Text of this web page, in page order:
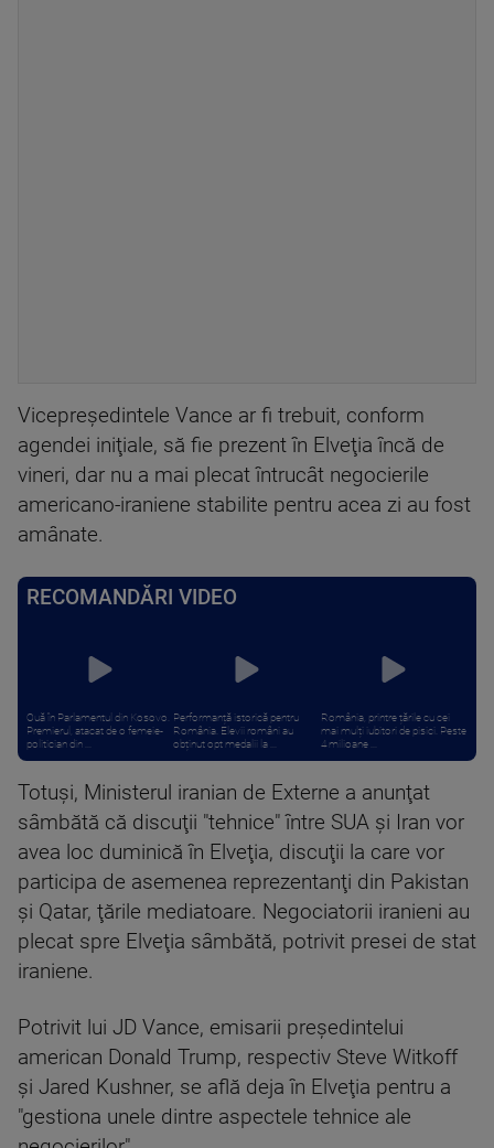
Vicepreşedintele Vance ar fi trebuit, conform
agendei iniţiale, să fie prezent în Elveţia încă de
vineri, dar nu a mai plecat întrucât negocierile
americano-iraniene stabilite pentru acea zi au fost
amânate.
RECOMANDĂRI VIDEO
Ouă în Parlamentul din Kosovo.
Premierul, atacat de o femeie-
politician din ...
Performanță istorică pentru
România. Elevii români au
obținut opt medalii la ...
România, printre țările cu cei
mai mulți iubitori de pisici. Peste
4 milioane ...
Totuşi, Ministerul iranian de Externe a anunţat
sâmbătă că discuţii "tehnice" între SUA şi Iran vor
avea loc duminică în Elveţia, discuţii la care vor
participa de asemenea reprezentanţi din Pakistan
şi Qatar, ţările mediatoare. Negociatorii iranieni au
plecat spre Elveţia sâmbătă, potrivit presei de stat
iraniene.
Potrivit lui JD Vance, emisarii preşedintelui
american Donald Trump, respectiv Steve Witkoff
şi Jared Kushner, se află deja în Elveţia pentru a
"gestiona unele dintre aspectele tehnice ale